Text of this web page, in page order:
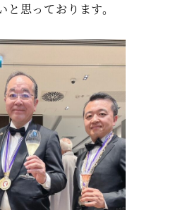
思っております。